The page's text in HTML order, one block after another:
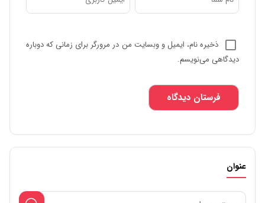
ذخیره نام، ایمیل و وبسایت من در مرورگر برای زمانی که دوباره
دیدگاهی می‌نویسم.
عنوان